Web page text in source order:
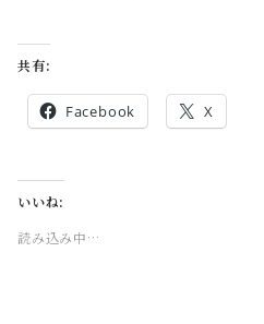
共有:
Facebook X
いいね:
読み込み中…